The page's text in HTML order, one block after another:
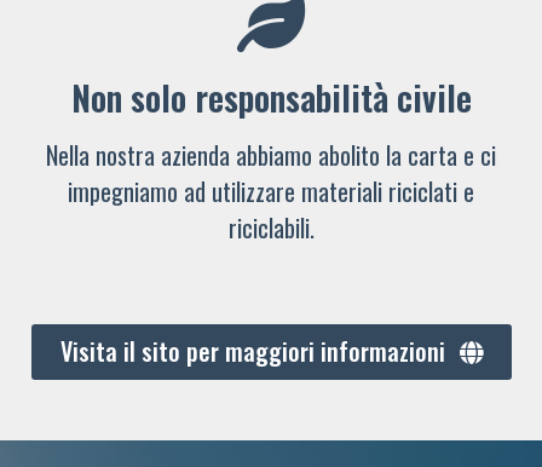
Non solo responsabilità civile
Nella nostra azienda abbiamo abolito la carta e ci
impegniamo ad utilizzare materiali riciclati e
riciclabili.
Visita il sito per maggiori informazioni